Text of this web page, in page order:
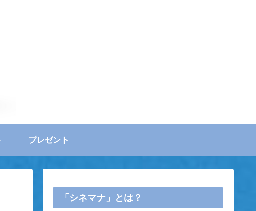
プレゼント
「シネマナ」とは？